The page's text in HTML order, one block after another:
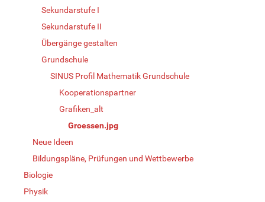
Sekundarstufe I
Sekundarstufe II
Übergänge gestalten
Grundschule
SINUS Profil Mathematik Grundschule
Kooperationspartner
Grafiken_alt
Groessen.jpg
Neue Ideen
Bildungspläne, Prüfungen und Wettbewerbe
Biologie
Physik